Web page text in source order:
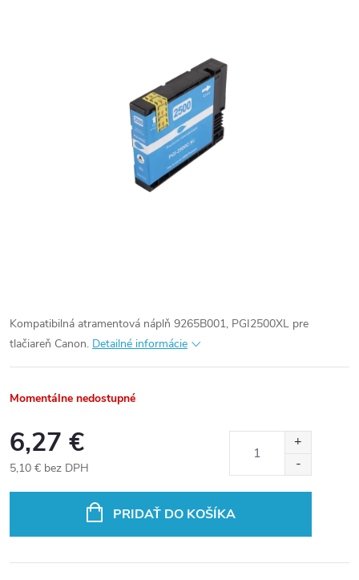
Kompatibilná atramentová náplň 9265B001, PGI2500XL pre
tlačiareň Canon. Detailné informácie
Momentálne nedostupné
6,27 €
5,10 € bez DPH
PRIDAŤ DO KOŠÍKA